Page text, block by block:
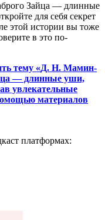
Зайца — длинные
для себя секрет
этой истории вы тоже
в это по-
тему «Д. Н. Мамин-
— длинные уши,
увлекательные
материалов
платформах: